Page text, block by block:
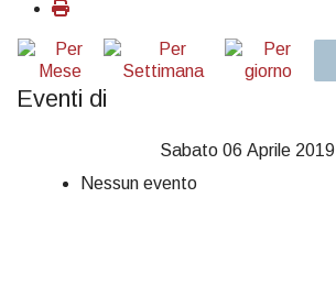
Eventi di
Sabato 06 Aprile 2019
Nessun evento